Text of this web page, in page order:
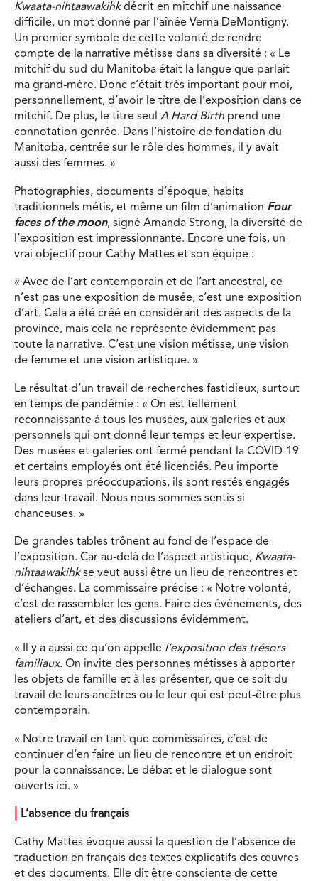
Kwaata-nihtaawakihkdécrit en mitchif une naissance
difficile, un mot donné par l’aînée Verna DeMontigny.
Un premier symbole de cette volonté de rendre
compte de la narrative métisse dans sa diversité : « Le
mitchif du sud du Manitoba était la langue que parlait
ma grand-mère. Donc c’était très important pour moi,
personnellement, d’avoir le titre de l’exposition dans ce
mitchif. De plus, le titre seul A Hard Birth prend une
connotation genrée. Dans l’histoire de fondation du
Manitoba, centrée sur le rôle des hommes, il y avait
aussi des femmes. »
Photographies, documents d’époque, habits
traditionnels métis, et même un film d’animation Four
faces of the moon, signé Amanda Strong, la diversité de
l’exposition est impressionnante. Encore une fois, un
vrai objectif pour Cathy Mattes et son équipe :
« Avec de l’art contemporain et de l’art ancestral, ce
n’est pas une exposition de musée, c’est une exposition
d’art. Cela a été créé en considérant des aspects de la
province, mais cela ne représente évidemment pas
toute la narrative. C’est une vision métisse, une vision
de femme et une vision artistique. »
Le résultat d’un travail de recherches fastidieux, surtout
en temps de pandémie : « On est tellement
reconnaissante à tous les musées, aux galeries et aux
personnels qui ont donné leur temps et leur expertise.
Des musées et galeries ont fermé pendant la COVID-19
et certains employés ont été licenciés. Peu importe
leurs propres préoccupations, ils sont restés engagés
dans leur travail. Nous nous sommes sentis si
chanceuses. »
De grandes tables trônent au fond de l’espace de
l’exposition. Car au-delà de l’aspect artistique, Kwaata-
nihtaawakihkse veut aussi être un lieu de rencontres et
d’échanges. La commissaire précise : « Notre volonté,
c’est de rassembler les gens. Faire des évènements, des
ateliers d’art, et des discussions évidemment.
« Il y a aussi ce qu’on appelle l’exposition des trésors
familiaux. On invite des personnes métisses à apporter
les objets de famille et à les présenter, que ce soit du
travail de leurs ancêtres ou le leur qui est peut-être plus
contemporain.
« Notre travail en tant que commissaires, c’est de
continuer d’en faire un lieu de rencontre et un endroit
pour la connaissance. Le débat et le dialogue sont
ouverts ici. »
L’absence du français
Cathy Mattes évoque aussi la question de l’absence de
traduction en français des textes explicatifs des œuvres
et des documents. Elle dit être consciente de cette